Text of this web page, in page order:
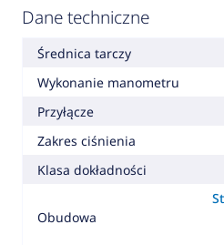
Dane techniczne
Średnica tarczy
Wykonanie manometru
Przyłącze
Zakres ciśnienia
Klasa dokładności
Obudowa